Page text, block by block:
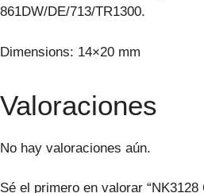
861DW/DE/713/TR1300.
Dimensions: 14×20 mm
Valoraciones
No hay valoraciones aún.
Sé el primero en valorar